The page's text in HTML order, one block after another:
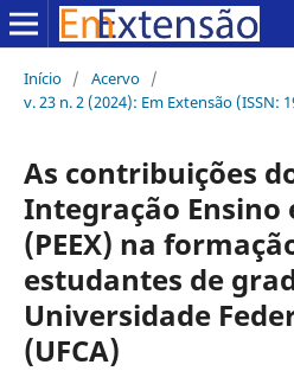
Início / Acervo /
v. 23 n. 2 (2024): Em Extensão (ISSN:
As contribuições
Integração Ensino
(PEEX) na
estudantes de
Universidade
(UFCA)